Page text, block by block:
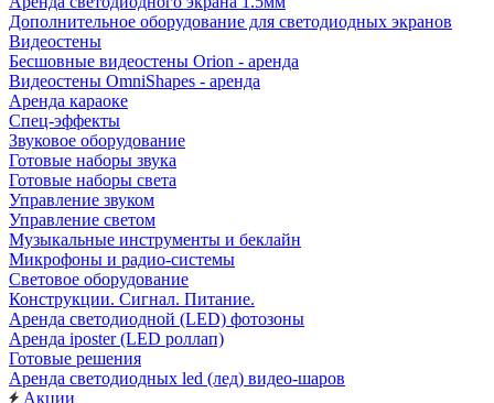
Дополнительное оборудование для светодиодных экранов
Видеостены
Бесшовные видеостены Orion - аренда
Видеостены OmniShapes - аренда
Аренда караоке
Спец-эффекты
Звуковое оборудование
Готовые наборы звука
Готовые наборы света
Управление звуком
Управление светом
Музыкальные инструменты и беклайн
Микрофоны и радио-системы
Световое оборудование
Конструкции. Сигнал. Питание.
Аренда светодиодной (LED) фотозоны
Аренда iposter (LED роллап)
Готовые решения
Аренда светодиодных led (лед) видео-шаров
Акции